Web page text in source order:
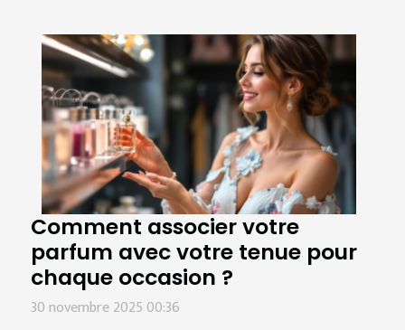
Comment associer votre
parfum avec votre tenue pour
chaque occasion ?
30 novembre 2025 00:36